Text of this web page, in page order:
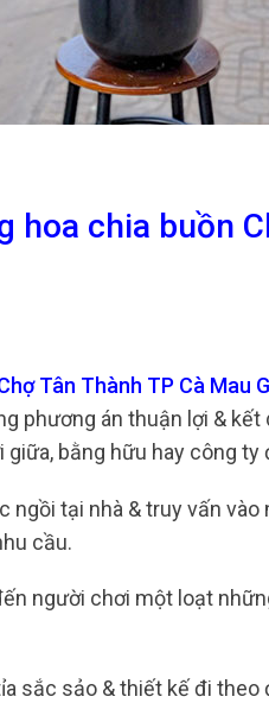
hoa chia buồn
Tân Thành TP Cà Mau
phương án thuận lợi &
bằng hữu hay công ty
ngồi tại nhà & truy vấn
cầu.
người chơi một loạt
sắc sảo & thiết kế đi